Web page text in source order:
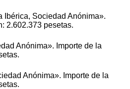
Ibérica, Sociedad Anónima».
2.602.373 pesetas.
Anónima». Importe de la
Anónima». Importe de la